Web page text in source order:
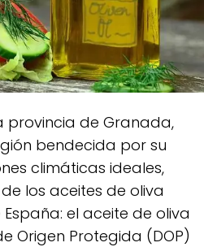
provincia de Granada,
bendecida por su
climáticas ideales,
los aceites de oliva
el aceite de oliva
Origen Protegida (DOP)